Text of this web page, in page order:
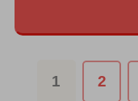
1 2